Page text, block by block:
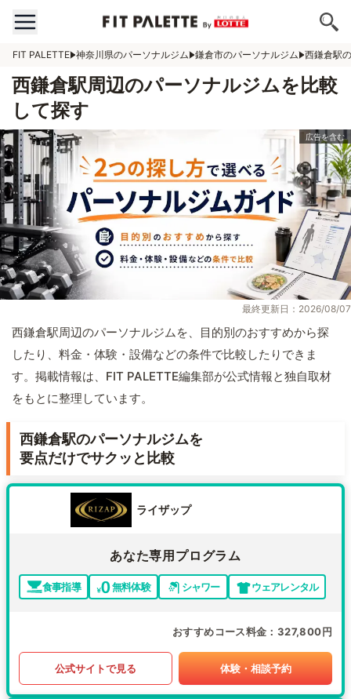
FIT PALETTE 神奈川県のパーソナルジム 鎌倉市のパーソナルジム 西鎌倉駅
西鎌倉駅周辺のパーソナルジムを比較
して探す
最終更新日：2026/08/07
西鎌倉駅周辺のパーソナルジムを、目的別のおすすめから探
したり、料金・体験・設備などの条件で比較したりできま
す。掲載情報は、FIT PALETTE編集部が公式情報と独自取材
をもとに整理しています。
西鎌倉駅のパーソナルジムを
要点だけでサクッと比較
ライザップ
あなた専用プログラム
食事指導 無料体験 シャワー ウェアレンタル
おすすめコース料金 327,800円
公式サイトで見る 体験・相談予約